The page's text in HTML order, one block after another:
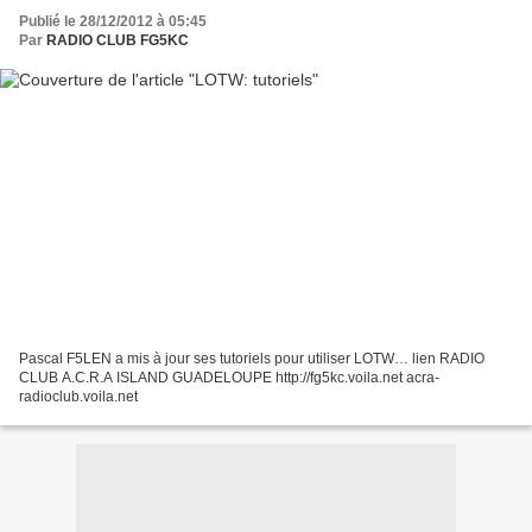
Publié le 28/12/2012 à 05:45
Par RADIO CLUB FG5KC
Pascal F5LEN a mis à jour ses tutoriels pour utiliser LOTW… lien RADIO
CLUB A.C.R.A ISLAND GUADELOUPE http://fg5kc.voila.net acra-
radioclub.voila.net